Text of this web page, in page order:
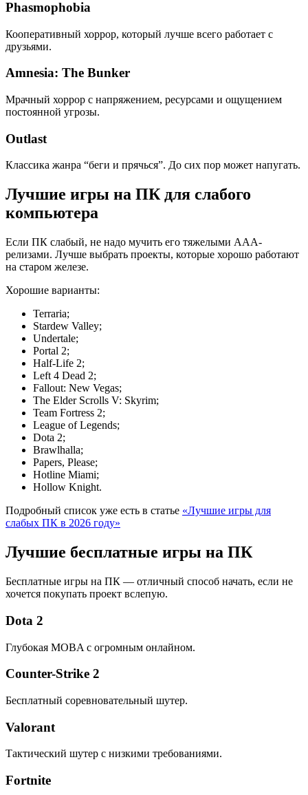
Phasmophobia
Кооперативный хоррор, который лучше всего работает с
друзьями.
Amnesia: The Bunker
Мрачный хоррор с напряжением, ресурсами и ощущением
постоянной угрозы.
Outlast
Классика жанра “беги и прячься”. До сих пор может напугать.
Лучшие игры на ПК для слабого
компьютера
Если ПК слабый, не надо мучить его тяжелыми AAA-
релизами. Лучше выбрать проекты, которые хорошо работают
на старом железе.
Хорошие варианты:
Terraria;
Stardew Valley;
Undertale;
Portal 2;
Half-Life 2;
Left 4 Dead 2;
Fallout: New Vegas;
The Elder Scrolls V: Skyrim;
Team Fortress 2;
League of Legends;
Dota 2;
Brawlhalla;
Papers, Please;
Hotline Miami;
Hollow Knight.
Подробный список уже есть в статье «Лучшие игры для
слабых ПК в 2026 году»
Лучшие бесплатные игры на ПК
Бесплатные игры на ПК — отличный способ начать, если не
хочется покупать проект вслепую.
Dota 2
Глубокая MOBA с огромным онлайном.
Counter-Strike 2
Бесплатный соревновательный шутер.
Valorant
Тактический шутер с низкими требованиями.
Fortnite